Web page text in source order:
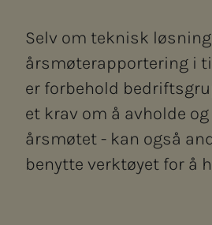
Selv om teknisk
årsmøterapportering i
er forbehold
et krav om å avholde
årsmøtet - kan også
benytte verktøyet for å